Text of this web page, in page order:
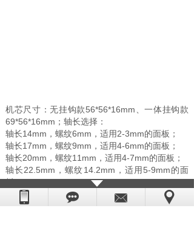
机芯尺寸：无挂钩款56*56*16mm、一体挂钩款
69*56*16mm；轴长选择：
轴长14mm，螺纹6mm，适用2-3mm的面板；
轴长17mm，螺纹9mm，适用4-6mm的面板；
轴长20mm，螺纹11mm，适用4-7mm的面板；
轴长22.5mm，螺纹14.2mm，适用5-9mm的面
板；
轴长28mm，螺纹20.5mm，适用12-16mm的面
板；